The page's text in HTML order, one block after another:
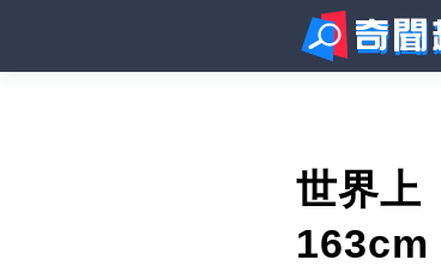
世界上
163cm